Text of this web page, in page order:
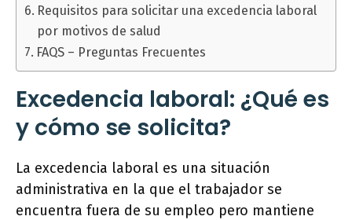
Requisitos para solicitar una excedencia laboral
por motivos de salud
FAQS – Preguntas Frecuentes
Excedencia laboral: ¿Qué es
y cómo se solicita?
La excedencia laboral es una situación
administrativa en la que el trabajador se
encuentra fuera de su empleo pero mantiene